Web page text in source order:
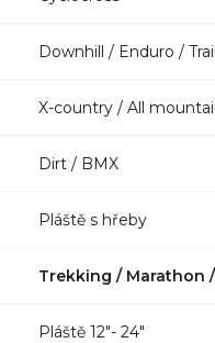
Downhill / Enduro / Trail
X-country / All
Dirt / BMX
Pláště s hřeby
Trekking / Marathon
Pláště 12"- 24"